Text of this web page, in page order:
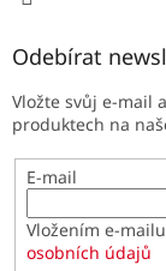
Odebírat
Vložte svůj e-mail
produktech na
E-mail
Vložením e-
osobních údajů